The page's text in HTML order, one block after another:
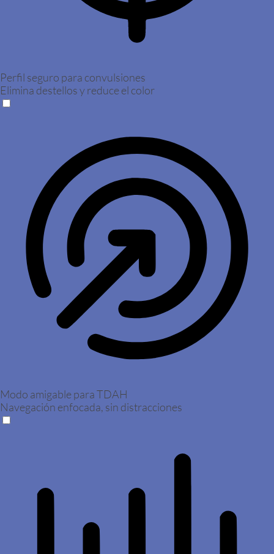
Perfil seguro para convulsiones
Elimina destellos y reduce el color
Modo amigable para TDAH
Navegación enfocada, sin distracciones